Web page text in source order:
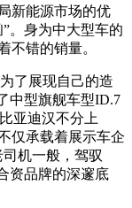
新能源市场的优
。身为中大型车的
不错的销量。
为了展现自己的造
中型旗舰车型ID.7
亚迪汉不分上
仅承载着展示车企
机一般，驾驭
资品牌的深邃底